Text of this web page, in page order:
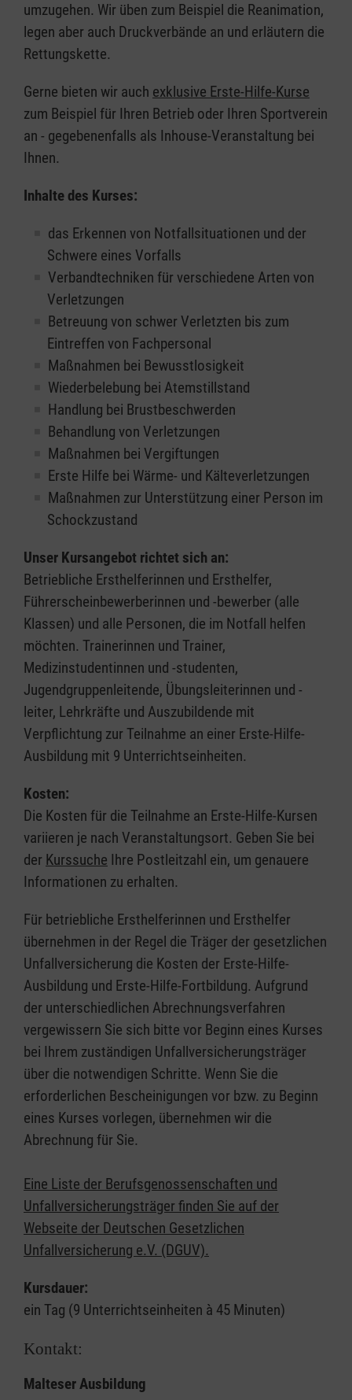
umzugehen. Wir üben zum Beispiel die Reanimation,
legen aber auch Druckverbände an und erläutern die
Rettungskette.
Gerne bieten wir auch exklusive Erste-Hilfe-Kurse
zum Beispiel für Ihren Betrieb oder Ihren Sportverein
an - gegebenenfalls als Inhouse-Veranstaltung bei
Ihnen.
Inhalte des Kurses:
das Erkennen von Notfallsituationen und der
Schwere eines Vorfalls
Verbandtechniken für verschiedene Arten von
Verletzungen
Betreuung von schwer Verletzten bis zum
Eintreffen von Fachpersonal
Maßnahmen bei Bewusstlosigkeit
Wiederbelebung bei Atemstillstand
Handlung bei Brustbeschwerden
Behandlung von Verletzungen
Maßnahmen bei Vergiftungen
Erste Hilfe bei Wärme- und Kälteverletzungen
Maßnahmen zur Unterstützung einer Person im
Schockzustand
Unser Kursangebot richtet sich an:
Betriebliche Ersthelferinnen und Ersthelfer,
Führerscheinbewerberinnen und -bewerber (alle
Klassen) und alle Personen, die im Notfall helfen
möchten. Trainerinnen und Trainer,
Medizinstudentinnen und -studenten,
Jugendgruppenleitende, Übungsleiterinnen und -
leiter, Lehrkräfte und Auszubildende mit
Verpflichtung zur Teilnahme an einer Erste-Hilfe-
Ausbildung mit 9 Unterrichtseinheiten.
Kosten:
Die Kosten für die Teilnahme an Erste-Hilfe-Kursen
variieren je nach Veranstaltungsort. Geben Sie bei
der Kurssuche Ihre Postleitzahl ein, um genauere
Informationen zu erhalten.
Für betriebliche Ersthelferinnen und Ersthelfer
übernehmen in der Regel die Träger der gesetzlichen
Unfallversicherung die Kosten der Erste-Hilfe-
Ausbildung und Erste-Hilfe-Fortbildung. Aufgrund
der unterschiedlichen Abrechnungsverfahren
vergewissern Sie sich bitte vor Beginn eines Kurses
bei Ihrem zuständigen Unfallversicherungsträger
über die notwendigen Schritte. Wenn Sie die
erforderlichen Bescheinigungen vor bzw. zu Beginn
eines Kurses vorlegen, übernehmen wir die
Abrechnung für Sie.
Eine Liste der Berufsgenossenschaften und
Unfallversicherungsträger finden Sie auf der
Webseite der Deutschen Gesetzlichen
Unfallversicherung e.V. (DGUV).
Kursdauer:
ein Tag (9 Unterrichtseinheiten à 45 Minuten)
Kontakt:
Malteser Ausbildung